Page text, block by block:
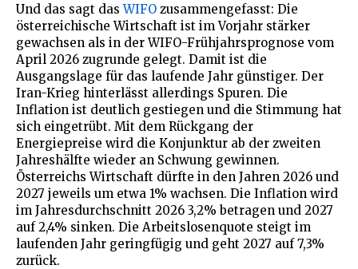
Und das sagt dasWIFO zusammengefasst: Die
österreichische Wirtschaft ist im Vorjahr stärker
gewachsen als in der WIFO-Frühjahrsprognose vom
April 2026 zugrunde gelegt. Damit ist die
Ausgangslage für das laufende Jahr günstiger. Der
Iran-Krieg hinterlässt allerdings Spuren. Die
Inflation ist deutlich gestiegen und die Stimmung hat
sich eingetrübt. Mit dem Rückgang der
Energiepreise wird die Konjunktur ab der zweiten
Jahreshälfte wieder an Schwung gewinnen.
Österreichs Wirtschaft dürfte in den Jahren 2026 und
2027 jeweils um etwa 1% wachsen. Die Inflation wird
im Jahresdurchschnitt 2026 3,2% betragen und 2027
auf 2,4% sinken. Die Arbeitslosenquote steigt im
laufenden Jahr geringfügig und geht 2027 auf 7,3%
zurück.